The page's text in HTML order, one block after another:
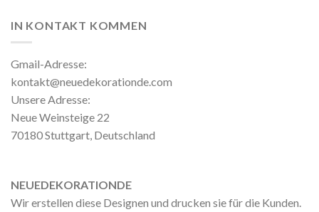
IN KONTAKT KOMMEN
Gmail-Adresse:
kontakt@neuedekorationde.com
Unsere Adresse:
Neue Weinsteige 22
70180 Stuttgart, Deutschland
NEUEDEKORATIONDE
Wir erstellen diese Designen und drucken sie für die Kunden.